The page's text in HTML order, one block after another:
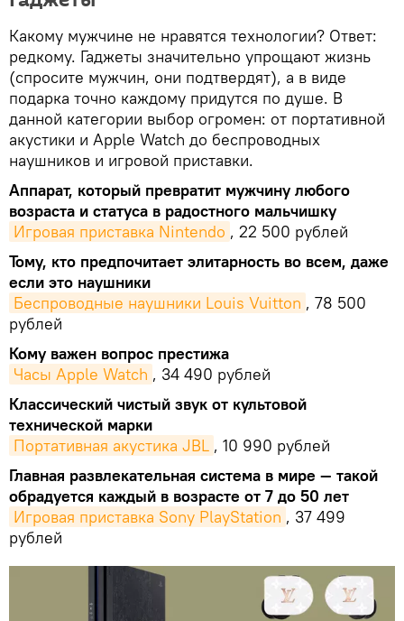
Какому мужчине не нравятся технологии? Ответ:
редкому. Гаджеты значительно упрощают жизнь
(спросите мужчин, они подтвердят), а в виде
подарка точно каждому придутся по душе. В
данной категории выбор огромен: от портативной
акустики и Apple Watch до беспроводных
наушников и игровой приставки.
Аппарат, который превратит мужчину любого
возраста и статуса в радостного мальчишку
Игровая приставка Nintendo , 22 500 рублей
Тому, кто предпочитает элитарность во всем, даже
если это наушники
Беспроводные наушники Louis Vuitton , 78 500
рублей
Кому важен вопрос престижа
Часы Apple Watch , 34 490 рублей
Классический чистый звук от культовой
технической марки
Портативная акустика JBL , 10 990 рублей
Главная развлекательная система в мире — такой
обрадуется каждый в возрасте от 7 до 50 лет
Игровая приставка Sony PlayStation , 37 499
рублей